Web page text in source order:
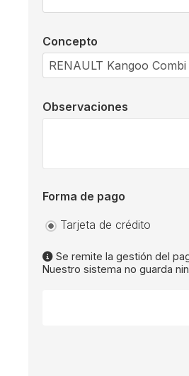
Concepto
Observaciones
Forma de pago
Tarjeta de crédito
Se remite la gestión del
Nuestro sistema no guarda